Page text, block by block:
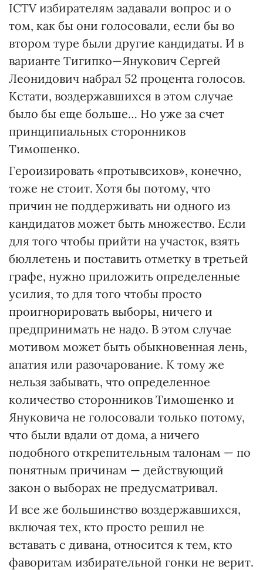
ICTV избирателям задавали вопрос и о
том, как бы они голосовали, если бы во
втором туре были другие кандидаты. И в
варианте Тигипко—Янукович Сергей
Леонидович набрал 52 процента голосов.
Кстати, воздержавшихся в этом случае
было бы еще больше… Но уже за счет
принципиальных сторонников
Тимошенко.
Героизировать «протывсихов», конечно,
тоже не стоит. Хотя бы потому, что
причин не поддерживать ни одного из
кандидатов может быть множество. Если
для того чтобы прийти на участок, взять
бюллетень и поставить отметку в третьей
графе, нужно приложить определенные
усилия, то для того чтобы просто
проигнорировать выборы, ничего и
предпринимать не надо. В этом случае
мотивом может быть обыкновенная лень,
апатия или разочарование. К тому же
нельзя забывать, что определенное
количество сторонников Тимошенко и
Януковича не голосовали только потому,
что были вдали от дома, а ничего
подобного открепительным талонам — по
понятным причинам — действующий
закон о выборах не предусматривал.
И все же большинство воздержавшихся,
включая тех, кто просто решил не
вставать с дивана, относится к тем, кто
фаворитам избирательной гонки не верит.